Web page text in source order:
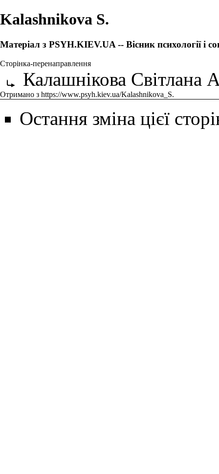
Kalashnikova S.
Матеріал з PSYH.KIEV.UA -- Вісник психології і
Сторінка-перенаправлення
Калашнікова Світлана
Отримано з https://www.psyh.kiev.ua/Kalashnikova_S.
Остання зміна цієї